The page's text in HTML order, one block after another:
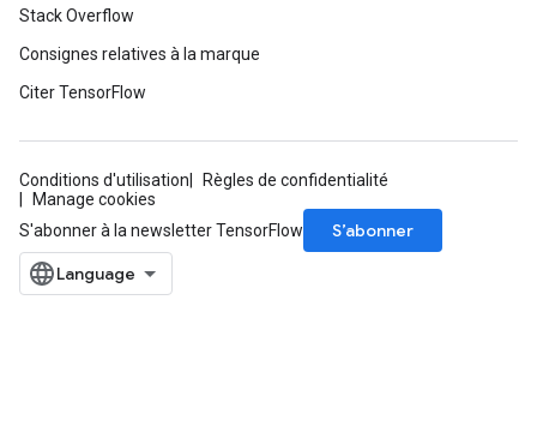
Stack Overflow
Consignes relatives à la marque
Citer TensorFlow
Conditions d'utilisation
Règles de confidentialité
Manage cookies
S'abonner à la newsletter TensorFlow
S’abonner